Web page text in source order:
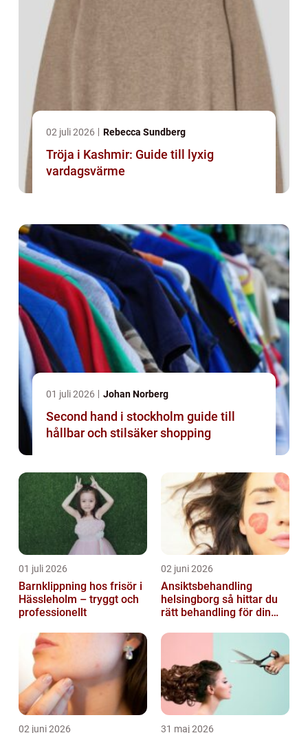
02 juli 2026 Rebecca Sundberg
Tröja i Kashmir: Guide till lyxig
vardagsvärme
01 juli 2026 Johan Norberg
Second hand i stockholm guide till
hållbar och stilsäker shopping
01 juli 2026
Barnklippning hos frisör i
Hässleholm – tryggt och
professionellt
02 juni 2026
Ansiktsbehandling
helsingborg så hittar du
rätt behandling för din
02 juni 2026 31 maj 2026